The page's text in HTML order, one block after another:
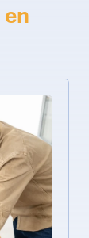
en